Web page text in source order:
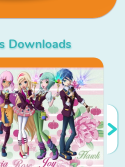
Downloads